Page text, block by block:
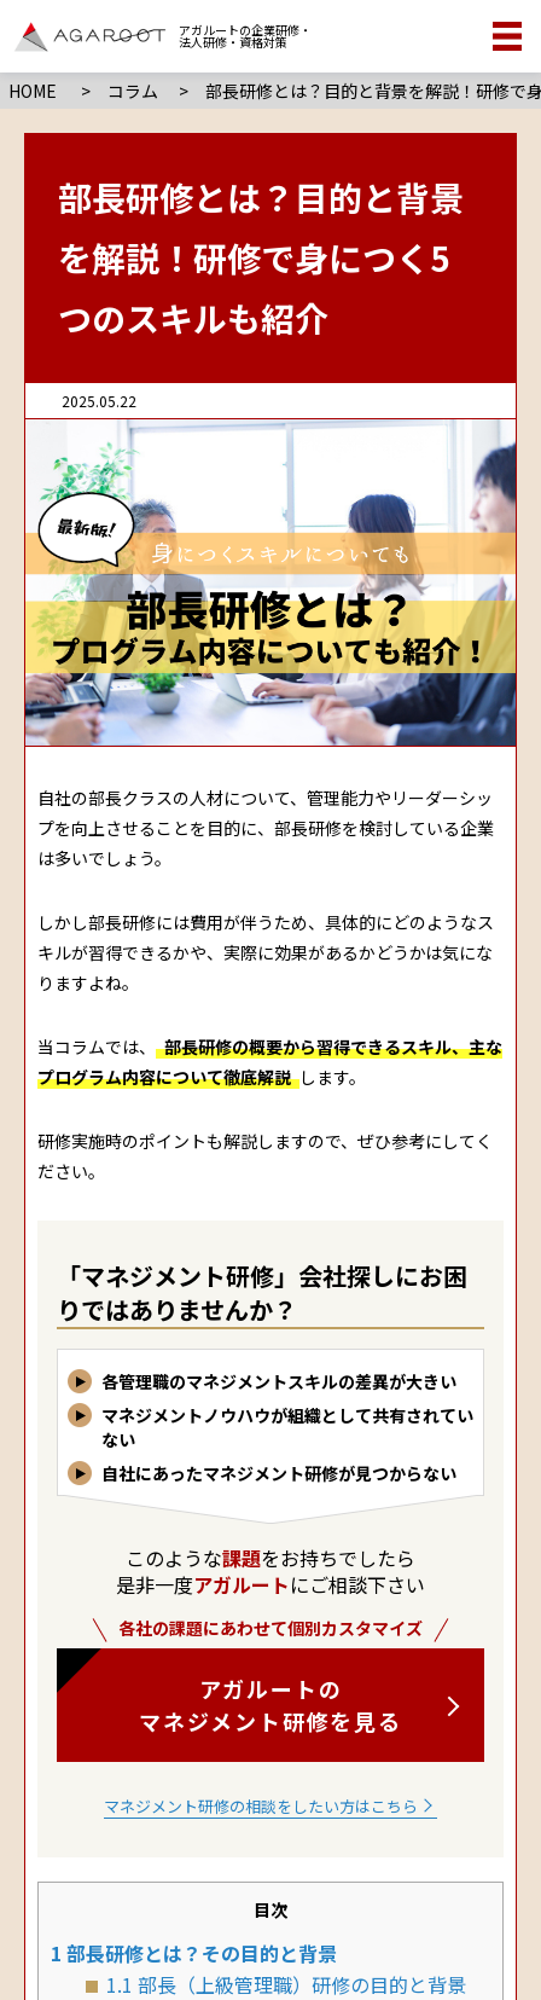
アガルートの企業研修・
法人研修・資格対策
HOME > コラム > 部長研修とは？目的と背景を解説！研修で
部長研修とは？目的と背景
を解説！研修で身につく5
つのスキルも紹介
2025.05.22
自社の部長クラスの人材について、管理能力やリーダーシッ
プを向上させることを目的に、部長研修を検討している企業
は多いでしょう。
しかし部長研修には費用が伴うため、具体的にどのようなス
キルが習得できるかや、実際に効果があるかどうかは気にな
りますよね。
当コラムでは、
部長研修の概要から習得できるスキル、主な
プログラム内容について徹底解説 します。
研修実施時のポイントも解説しますので、ぜひ参考にしてく
ださい。
「マネジメント研修」会社探しにお困
りではありませんか？
各管理職のマネジメントスキルの差異が大きい
マネジメントノウハウが組織として共有されてい
ない
自社にあったマネジメント研修が見つからない
このような課題をお持ちでしたら
是非一度アガルートにご相談下さい
各社の課題にあわせて個別カスタマイズ
アガルートの
マネジメント研修を見る
マネジメント研修の相談をしたい方はこちら
目次
1 部長研修とは？その目的と背景
1.1 部長（上級管理職）研修の目的と背景